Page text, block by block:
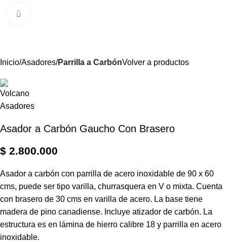
Menú
Inicio Asadores Parrilla a CarbónVolver a productos
Asador a Carbón Gaucho Con Brasero
$ 2.800.000
Asador a carbón con parrilla de acero inoxidable de 90 x 60
cms, puede ser tipo varilla, churrasquera en V o mixta. Cuenta
con brasero de 30 cms en varilla de acero. La base tiene
madera de pino canadiense. Incluye atizador de carbón. La
estructura es en lámina de hierro calibre 18 y parrilla en acero
inoxidable.